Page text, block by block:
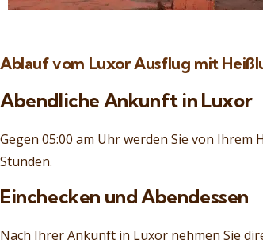
Ablauf vom Luxor Ausflug mit
Abendliche Ankunft in Luxor
Gegen 05:00 am Uhr werden Sie von
Stunden.
Einchecken und Abendessen
Nach Ihrer Ankunft in Luxor nehmen Sie